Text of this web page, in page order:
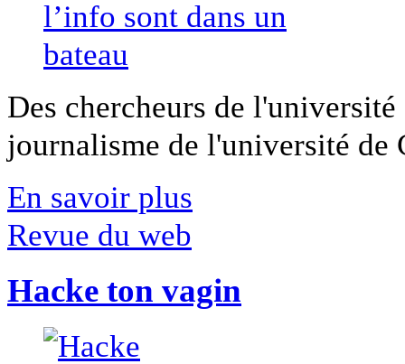
Des chercheurs de
journalisme de l'université
En savoir plus
Revue du web
Hacke ton vagin